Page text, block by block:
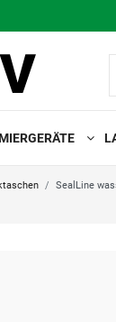
SealLine